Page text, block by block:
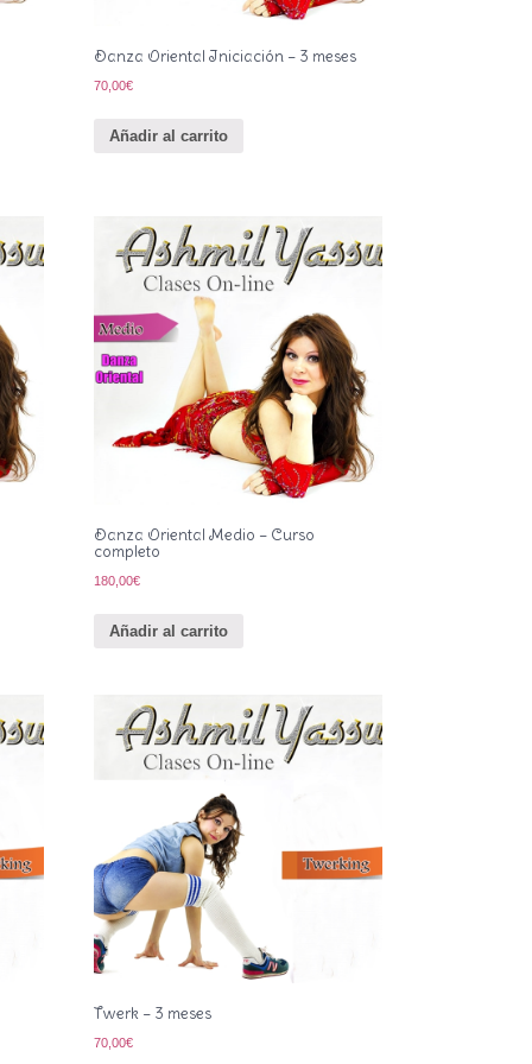
Danza Oriental Iniciación – 3 meses
70,00€
Añadir al carrito
Danza Oriental Medio – Curso
completo
180,00€
Añadir al carrito
Twerk – 3 meses
70,00€